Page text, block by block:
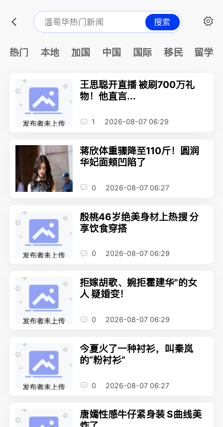
搜索
热门 本地 加国 中国 国际 移民 留学
王思聪开直播 被刷700万礼
物！他直言...
1 2026-08-07 06:29
蒋欣体重骤降至110斤！圆润
华妃面颊凹陷了
0 2026-08-07 06:27
殷桃46岁绝美身材上热搜 分
享饮食穿搭
0 2026-08-07 06:29
拒嫁胡歌、婉拒霍建华"的女
人 疑婚变！
0 2026-08-07 06:29
今夏火了一种衬衫，叫秦岚
的“粉衬衫”
0 2026-08-07 06:27
唐嫣性感牛仔紧身装 S曲线美